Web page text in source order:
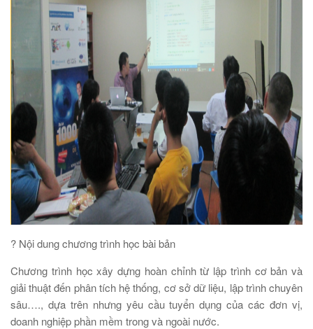
? Nội dung chương trình học bài bản
Chương trình học xây dựng hoàn chỉnh từ lập trình cơ bản và
giải thuật đến phân tích hệ thống, cơ sở dữ liệu, lập trình chuyên
sâu…., dựa trên nhưng yêu cầu tuyển dụng của các đơn vị,
doanh nghiệp phần mềm trong và ngoài nước.